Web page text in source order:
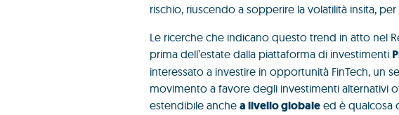
rischio, riuscendo a sopperire la volatilità insita, per
Le ricerche che indicano questo trend in atto nel
prima dell’estate dalla piattaforma di investimenti
interessato a investire in opportunità FinTech, un
movimento a favore degli investimenti alternativi
estendibile anche a livello globale ed è qualcosa